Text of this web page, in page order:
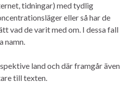
tidningar) med tydlig
eller så har de
vad de varit med om. I dessa fall
namn.
land och där framgår även
till texten.